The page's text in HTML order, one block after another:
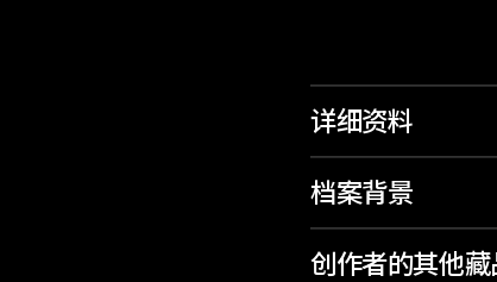
详细资料
档案背景
创作者的其他藏